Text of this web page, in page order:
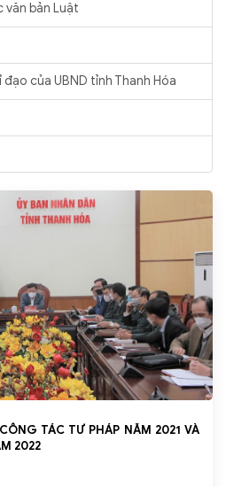
văn bản Luật
của UBND tỉnh Thanh Hóa
TÁC TƯ PHÁP NĂM 2021 VÀ
2022